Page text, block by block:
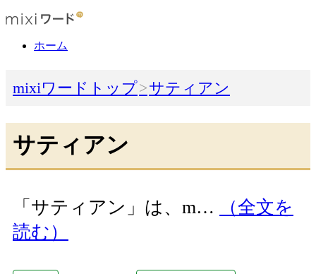
ホーム
mixiワードトップ サティアン
サティアン
「サティアン」は、m…
（全文を
読む）